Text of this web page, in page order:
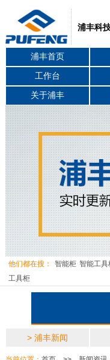
浦丰科
浦丰首页
工作台
关于浦丰
他们都在搜： 智能柜 智能工具
工具柜
> 浦丰新闻